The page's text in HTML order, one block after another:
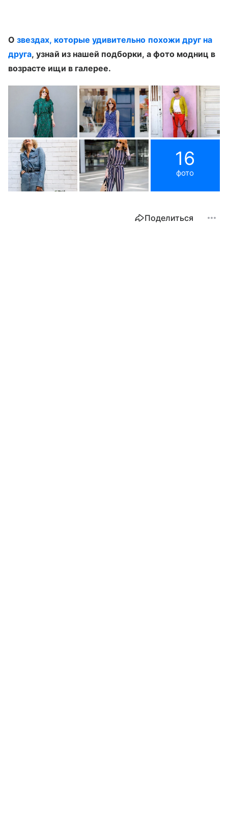
Озвездах, которые удивительно похожи друг на
друга, узнай из нашей подборки, а фото модниц в
возрасте ищи в галерее.
16
фото
Поделиться